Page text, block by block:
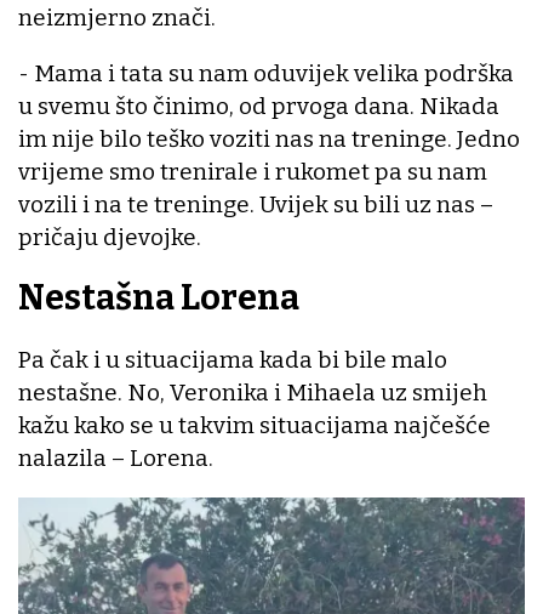
neizmjerno znači.
- Mama i tata su nam oduvijek velika podrška
u svemu što činimo, od prvoga dana. Nikada
im nije bilo teško voziti nas na treninge. Jedno
vrijeme smo trenirale i rukomet pa su nam
vozili i na te treninge. Uvijek su bili uz nas –
pričaju djevojke.
Nestašna Lorena
Pa čak i u situacijama kada bi bile malo
nestašne. No, Veronika i Mihaela uz smijeh
kažu kako se u takvim situacijama najčešće
nalazila – Lorena.